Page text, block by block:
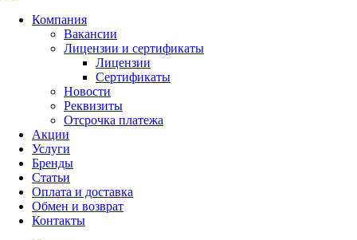
Компания
Вакансии
Лицензии и сертификаты
Лицензии
Сертификаты
Новости
Реквизиты
Отсрочка платежа
Акции
Услуги
Бренды
Статьи
Оплата и доставка
Обмен и возврат
Контакты